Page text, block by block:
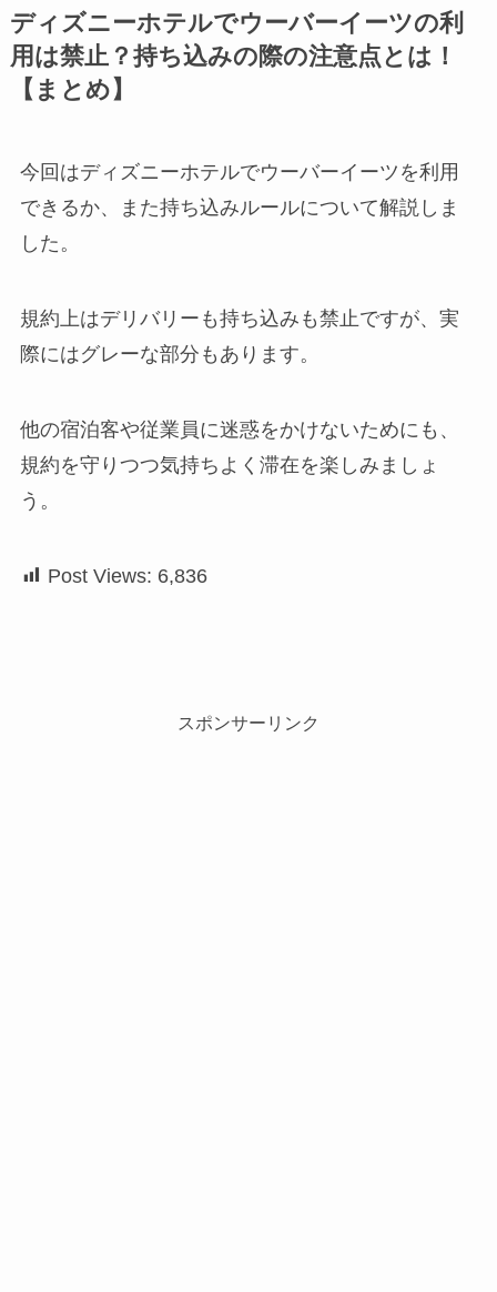
ディズニーホテルでウーバーイーツの利
用は禁止？持ち込みの際の注意点とは！
【まとめ】
今回はディズニーホテルでウーバーイーツを利用
できるか、また持ち込みルールについて解説しま
した。
規約上はデリバリーも持ち込みも禁止ですが、実
際にはグレーな部分もあります。
他の宿泊客や従業員に迷惑をかけないためにも、
規約を守りつつ気持ちよく滞在を楽しみましょ
う。
Post Views: 6,836
スポンサーリンク